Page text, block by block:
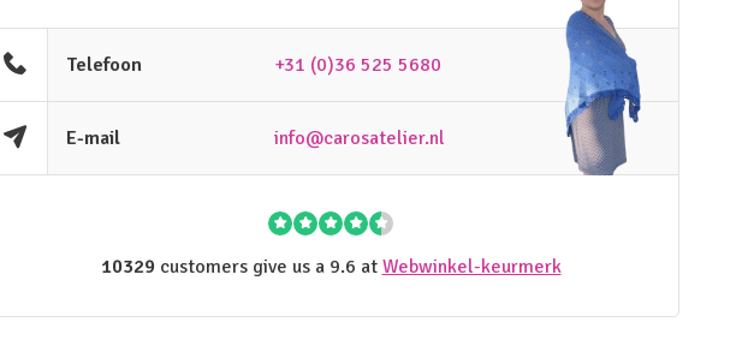
Telefoon +31 (0)36 525 5680
E-mail info@carosatelier.nl
10329customers give us a 9.6 at Webwinkel-keurmerk